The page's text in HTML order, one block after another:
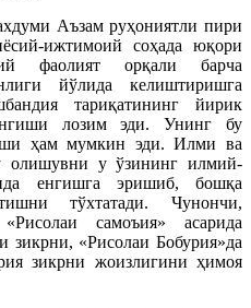
Аъзам руҳониятли пири
ижтимоий соҳада юқори
фаолият орқали барча
йўлида келиштиришга
тариқатининг йирик
лозим эди. Унинг бу
ҳам мумкин эди. Илми ва
олишувни у ўзининг илмий-
енгишга эришиб, бошқа
тўхтатади. Чунончи,
самоъия» асарида
зикрни, «Рисолаи Бобурия»да
зикрни жоизлигини ҳимоя